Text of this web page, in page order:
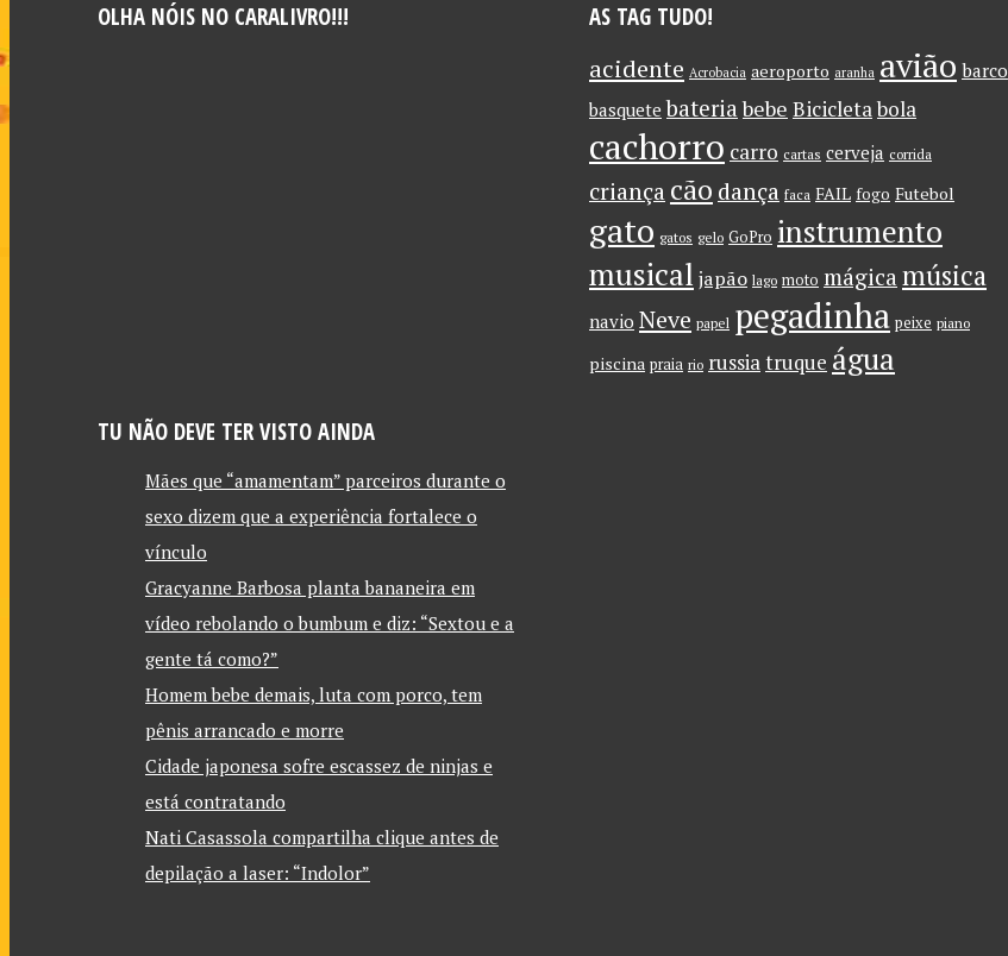
OLHA NÓIS NO CARALIVRO!!!
TU NÃO DEVE TER VISTO AINDA
Mães que “amamentam” parceiros durante o
sexo dizem que a experiência fortalece o
vínculo
Gracyanne Barbosa planta bananeira em
vídeo rebolando o bumbum e diz: “Sextou e a
gente tá como?”
Homem bebe demais, luta com porco, tem
pênis arrancado e morre
Cidade japonesa sofre escassez de ninjas e
está contratando
Nati Casassola compartilha clique antes de
depilação a laser: “Indolor”
AS TAG TUDO!
acidente Acrobacia aeroporto aranha avião barco
basquete bateria bebe Bicicletabola
cachorro carro cartas cerveja corrida
criançacão dança faca FAIL fogo Futebol
gato gatos gelo GoPro instrumento
musical japão lago moto mágica música
navio Neve papel pegadinha peixe piano
piscina praia rio russiatruque água